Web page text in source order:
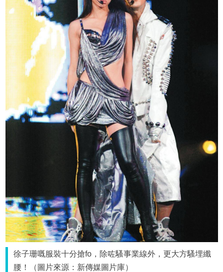
徐子珊嘅服裝十分搶fo，除咗騷事業線外，更大方騷埋纖
腰！（圖片來源：新傳媒圖片庫）